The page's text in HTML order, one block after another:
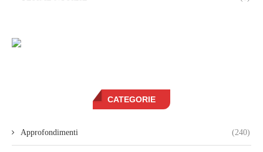
CATEGORIE
Approfondimenti (240)